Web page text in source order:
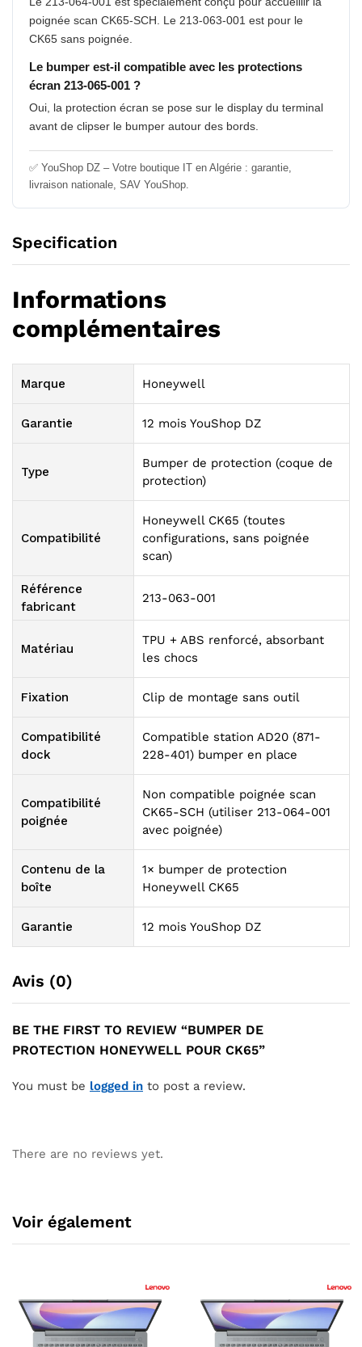
poignée scan CK65-SCH. Le 213-063-001 est pour le
CK65 sans poignée.
Le bumper est-il compatible avec les protections
écran 213-065-001 ?
Oui, la protection écran se pose sur le display du terminal
avant de clipser le bumper autour des bords.
✅ YouShop DZ – Votre boutique IT en Algérie : garantie,
livraison nationale, SAV YouShop.
Specification
Informations
complémentaires
Marque Honeywell
Garantie 12 mois YouShop DZ
Type
Bumper de protection (coque de
protection)
Compatibilité
Honeywell CK65 (toutes
configurations, sans poignée
scan)
Référence
fabricant
213-063-001
Matériau
TPU + ABS renforcé, absorbant
les chocs
Fixation Clip de montage sans outil
Compatibilité
dock
Compatible station AD20 (871-
228-401) bumper en place
Compatibilité
poignée
Non compatible poignée scan
CK65-SCH (utiliser 213-064-001
avec poignée)
Contenu de la
boîte
1× bumper de protection
Honeywell CK65
Garantie 12 mois YouShop DZ
Avis (0)
BE THE FIRST TO REVIEW “BUMPER DE
PROTECTION HONEYWELL POUR CK65”
You must be logged in to post a review.
There are no reviews yet.
Voir également